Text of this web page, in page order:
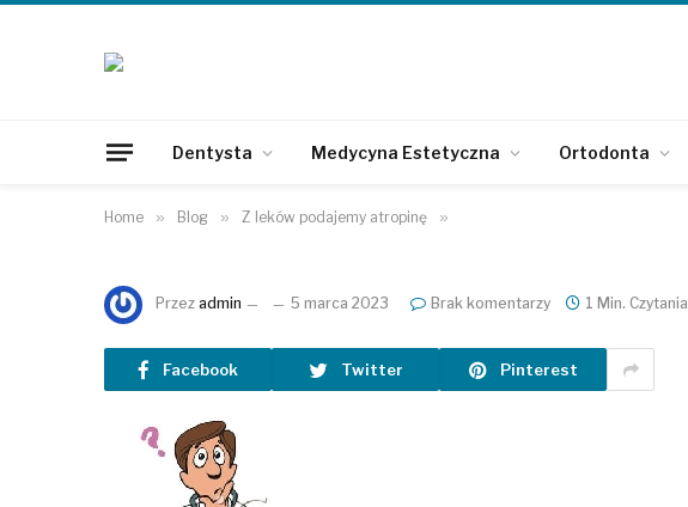
Dentysta Medycyna Estetyczna Ortodonta
Home » Blog » Z leków podajemy atropinę »
Przez admin 5 marca 2023 Brak komentarzy 1 Min. Czytania
Facebook Twitter Pinterest